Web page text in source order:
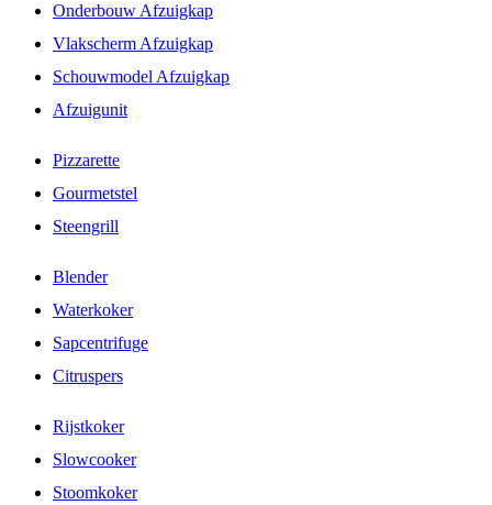
Onderbouw Afzuigkap
Vlakscherm Afzuigkap
Schouwmodel Afzuigkap
Afzuigunit
Pizzarette
Gourmetstel
Steengrill
Blender
Waterkoker
Sapcentrifuge
Citruspers
Rijstkoker
Slowcooker
Stoomkoker